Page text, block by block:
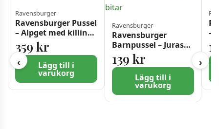
‹
Ravensburger
Ravensburger Pussel
– Alpget med killing
3000 bitar
359 kr
Lägg till i
varukorg
Ravensburger
Ravensburger
Barnpussel – Jurassic
Värld-utforskare
2×24 bitar
139 kr
Lägg till i
varukorg
–
›